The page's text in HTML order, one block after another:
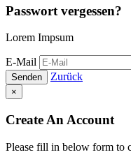
Passwort vergessen?
Lorem Impsum
E-Mail
Senden Zurück
×
Create An Account
Please fill in below form to